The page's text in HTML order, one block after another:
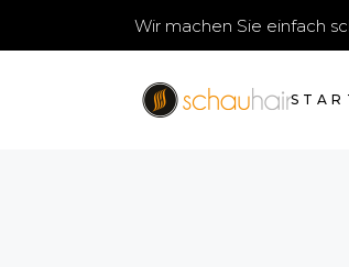
Wir machen Sie einfach